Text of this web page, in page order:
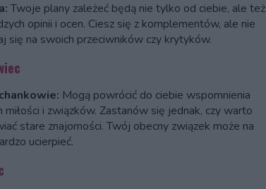
Twoje plany zależeć będą nie tylko od ciebie, ale też
opinii i ocen. Ciesz się z komplementów, ale nie
się na swoich przeciwników czy krytyków.
Mogą powrócić do ciebie wspomnienia
miłości i związków. Zastanów się jednak, czy warto
stare znajomości. Twój obecny związek może na
ucierpieć.